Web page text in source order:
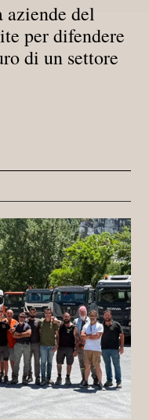
aziende del
per difendere
di un settore